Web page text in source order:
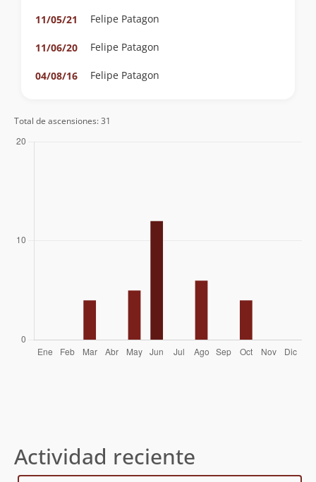
11/05/21
Felipe Patagon
11/06/20 Felipe Patagon
04/08/16 Felipe Patagon
Manuel Rivera Cortés
Total de ascensiones: 31
Actividad reciente